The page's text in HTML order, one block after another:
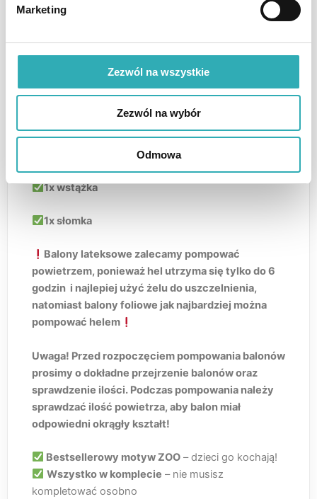
Marketing
Zezwól na wszystkie
Zezwól na wybór
Odmowa
4x balon niebieski metaliczny 12 cali
2x balon żółty w cętki 12 cali
2x balon biały w paski 12 cali
2x balon biały w łaty 12 cali
2x balon pomarańczowy w łaty 12 cali
1x wstążka
1x słomka
Balony lateksowe zalecamy pompować
powietrzem, ponieważ hel utrzyma się tylko do 6
godzin i najlepiej użyć żelu do uszczelnienia,
natomiast balony foliowe jak najbardziej można
pompować helem
Uwaga! Przed rozpoczęciem pompowania balonów
prosimy o dokładne przejrzenie balonów oraz
sprawdzenie ilości. Podczas pompowania należy
sprawdzać ilość powietrza, aby balon miał
odpowiedni okrągły kształt!
Bestsellerowy motyw ZOO– dzieci go kochają!
Wszystko w komplecie – nie musisz
kompletować osobno